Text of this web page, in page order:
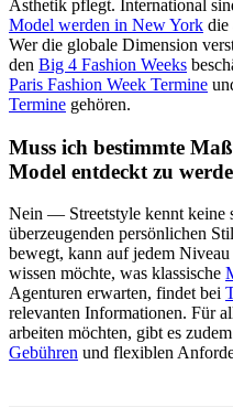
Ästhetik pflegt. International
Model werden in New York die
Wer die globale Dimension
den Big 4 Fashion Weeks
Paris Fashion Week Termine
Termine gehören.
Muss ich bestimmte
Model entdeckt zu
Nein — Streetstyle kennt keine
überzeugenden persönlichen
bewegt, kann auf jedem
wissen möchte, was klassische
Agenturen erwarten, findet bei
relevanten Informationen. Für
arbeiten möchten, gibt es
Gebühren und flexiblen